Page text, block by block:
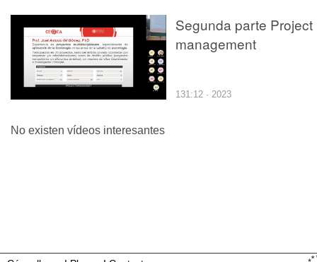
Segunda parte Project
management
131:12 · 2023
No existen vídeos interesantes